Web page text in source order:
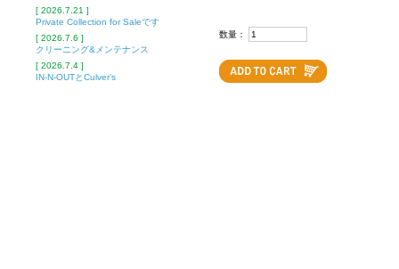
[ 2026.7.21 ]
Private Collection for Saleです
[ 2026.7.6 ]
クリーニング&メンテナンス
[ 2026.7.4 ]
IN-N-OUTとCulver’s
数量：